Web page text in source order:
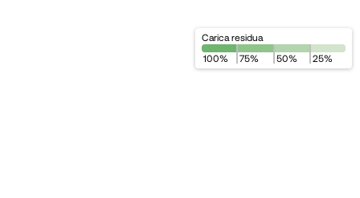
Carica residua
100% 75% 50% 25%